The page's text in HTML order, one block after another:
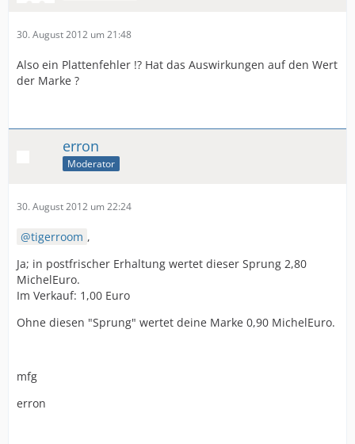
30. August 2012 um 21:48
Also ein Plattenfehler !? Hat das Auswirkungen auf den Wert
der Marke ?
erron
Moderator
30. August 2012 um 22:24
tigerroom ,
Ja; in postfrischer Erhaltung wertet dieser Sprung 2,80
MichelEuro.
Im Verkauf: 1,00 Euro
Ohne diesen "Sprung" wertet deine Marke 0,90 MichelEuro.
mfg
erron